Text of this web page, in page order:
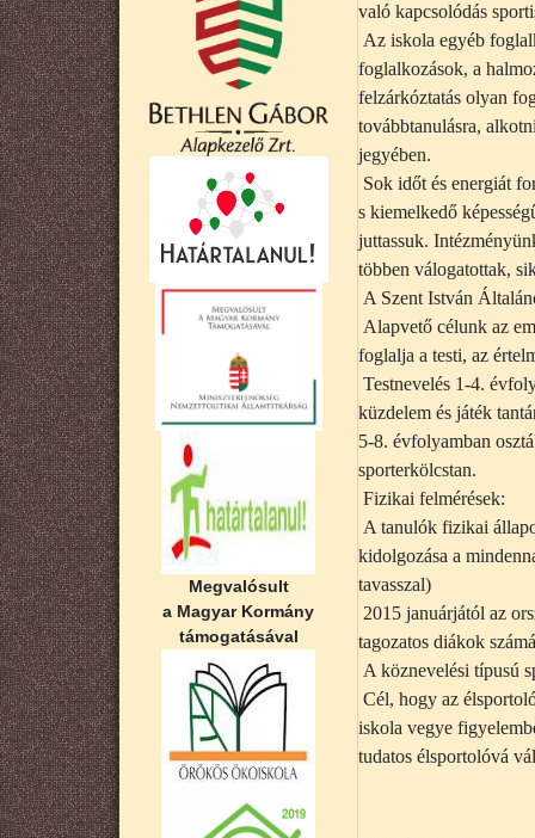
Megvalósult
a Magyar Kormány
támogatásával
való kapcsolódás
Az iskola egyéb
foglalkozások, a
felzárkóztatás olyan
továbbtanulásra,
jegyében.
Sok időt és energiát
s kiemelkedő
juttassuk.
többen válogatottak,
A Szent István
Alapvető célunk az
foglalja a testi, az
Testnevelés 1-4.
küzdelem és játék
5-8. évfolyamban
sporterkölcstan.
Fizikai felmérések:
A tanulók fizikai
kidolgozása a
tavasszal)
2015 januárjától az
tagozatos diákok
A köznevelési típusú
Cél, hogy az
iskola vegye
tudatos élsportolóvá